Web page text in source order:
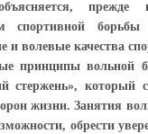
прежде
спортивной
и волевые качества
принципы вольной
стержень»,
жизни. Занятия
обрести